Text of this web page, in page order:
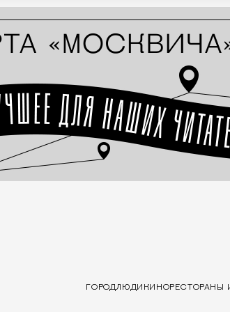
ГОРОДЛЮДИ КИНОРЕСТОРАНЫ